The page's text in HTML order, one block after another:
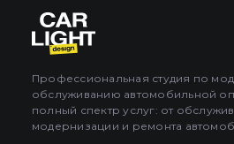
Про автосвет
Все категории
Контакты
Язык
UA
Профессиональная студия по
обслуживанию автомобильной
полный спектр услуг: от
модернизации и ремонта